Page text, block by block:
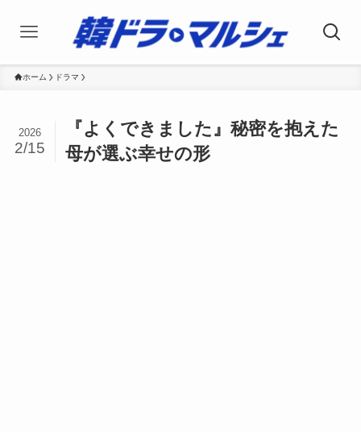
ホーム ドラマ
『よくできました』秘密を抱えた
母が選ぶ幸せの形
2026
2/15